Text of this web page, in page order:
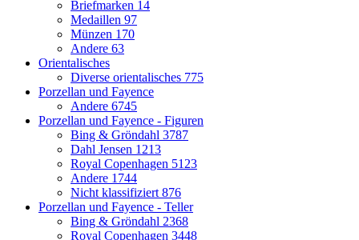
Briefmarken 14
Medaillen 97
Münzen 170
Andere 63
Orientalisches
Diverse orientalisches 775
Porzellan und Fayence
Andere 6745
Porzellan und Fayence - Figuren
Bing & Gröndahl 3787
Dahl Jensen 1213
Royal Copenhagen 5123
Andere 1744
Nicht klassifiziert 876
Porzellan und Fayence - Teller
Bing & Gröndahl 2368
Royal Copenhagen 3448